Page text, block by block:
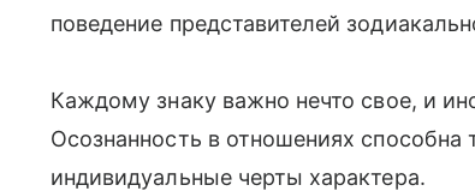
поведение представителей
Каждому знаку важно нечто свое, и
Осознанность в отношениях способна
индивидуальные черты характера.